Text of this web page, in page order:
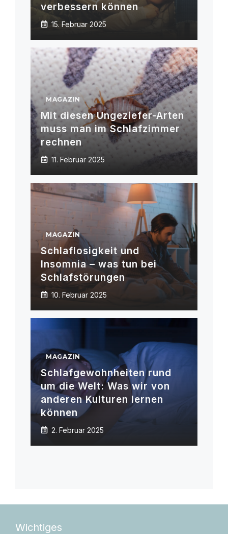
verbessern können
15. Februar 2025
MAGAZIN
Mit diesen Ungeziefer-Arten
muss man im Schlafzimmer
rechnen
11. Februar 2025
MAGAZIN
Schlaflosigkeit und
Insomnia – was tun bei
Schlafstörungen
10. Februar 2025
MAGAZIN
Schlafgewohnheiten rund
um die Welt: Was wir von
anderen Kulturen lernen
können
2. Februar 2025
Wichtiges